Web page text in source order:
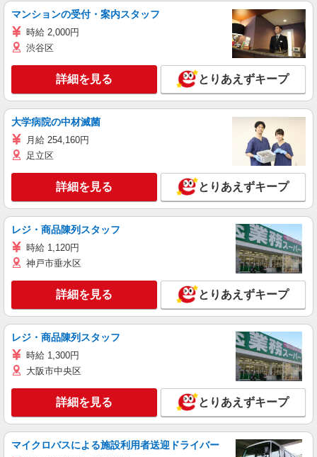
マンションの受付・案内スタッフ
時給 2,000円
渋谷区
詳細を見る とりあえずキープ
大学病院の中材滅菌
月給 254,160円
足立区
詳細を見る とりあえずキープ
レジ・商品陳列スタッフ
時給 1,120円
神戸市垂水区
詳細を見る とりあえずキープ
レジ・商品陳列スタッフ
時給 1,300円
大阪市中央区
詳細を見る とりあえずキープ
マイクロバスによる施設利用者送迎ドライバー